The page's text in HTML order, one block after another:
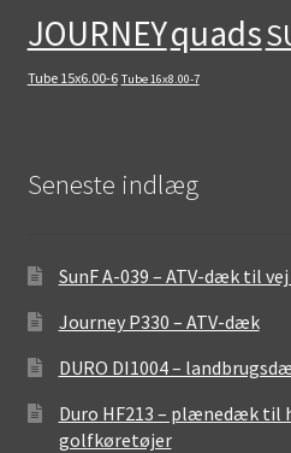
JOURNEYquads
Tube 15x6.00-6 Tube 16x8.00-7
Seneste indlæg
SunF A-039 – ATV-dæk til
Journey P330 – ATV-dæk
DURO DI1004 –
Duro HF213 – plænedæk til
golfkøretøjer